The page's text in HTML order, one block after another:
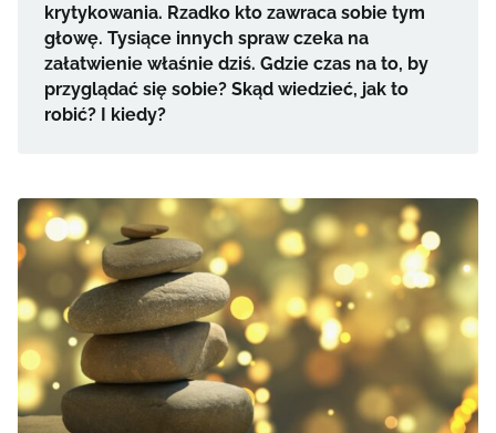
krytykowania. Rzadko kto zawraca sobie tym
głowę. Tysiące innych spraw czeka na
załatwienie właśnie dziś. Gdzie czas na to, by
przyglądać się sobie? Skąd wiedzieć, jak to
robić? I kiedy?